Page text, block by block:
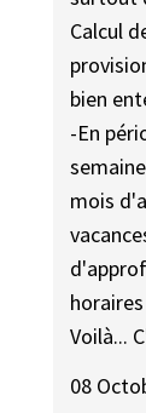
Calcul
bien
-En
mois
Voilà...
08